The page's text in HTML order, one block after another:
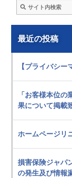
最近の投稿
【プライバシ
「お客様本位
果について掲載
ホームページリ
損害保険ジャパ
の発生及び情報